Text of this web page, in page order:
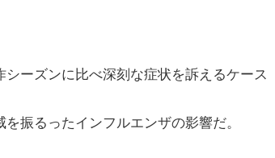
ーズンに比べ深刻な症状を訴えるケース
振るったインフルエンザの影響だ。